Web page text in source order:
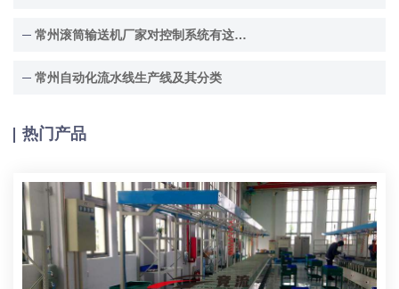
常州滚筒输送机厂家对控制系统有这些要求
常州自动化流水线生产线及其分类
热门产品